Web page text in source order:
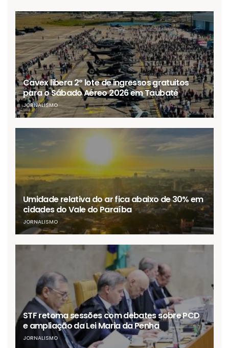
Cavex libera 2º lote de ingressos gratuitos
para o Sábado Aéreo 2026 em Taubaté
JORNALISMO
Umidade relativa do ar fica abaixo de 30% em
cidades do Vale do Paraíba
JORNALISMO
STF retoma sessões com debates sobre PCD
e ampliação da Lei Maria da Penha
JORNALISMO